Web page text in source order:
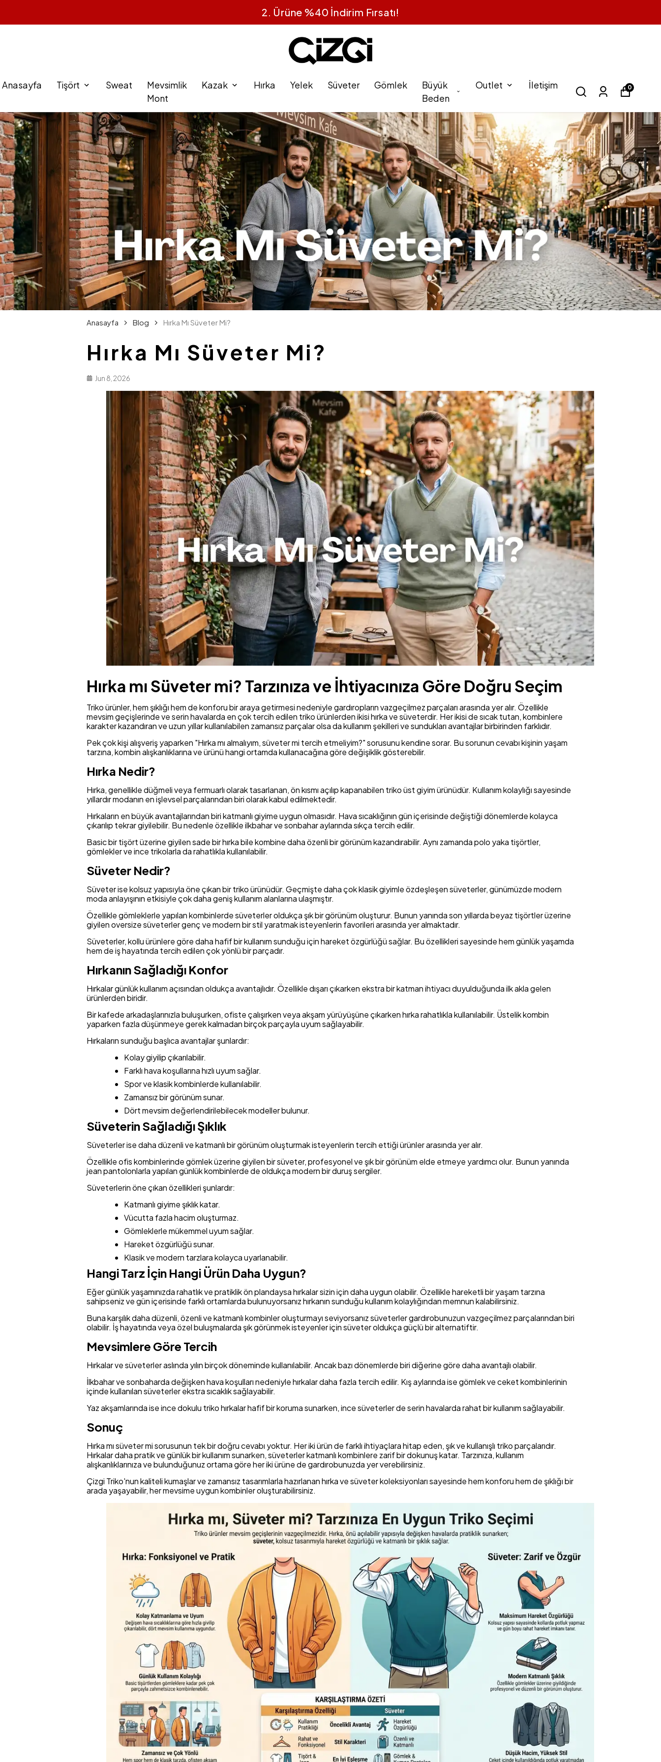
2. Ürüne %40 İndirim Fırsatı!
Anasayfa Tişört Sweat
Mevsimlik
Mont
Kazak Hırka Yelek Süveter Gömlek
Büyük
Beden
Outlet İletişim 0
Anasayfa Blog Hırka Mı Süveter Mi?
Hırka Mı Süveter Mi?
Jun 8, 2026
Hırka mı Süveter mi? Tarzınıza ve İhtiyacınıza Göre Doğru Seçim
Triko ürünler, hem şıklığı hem de konforu bir araya getirmesi nedeniyle gardıropların vazgeçilmez parçaları arasında yer alır. Özellikle
mevsim geçişlerinde ve serin havalarda en çok tercih edilen triko ürünlerden ikisi hırka ve süveterdir. Her ikisi de sıcak tutan, kombinlere
karakter kazandıran ve uzun yıllar kullanılabilen zamansız parçalar olsa da kullanım şekilleri ve sundukları avantajlar birbirinden farklıdır.
Pek çok kişi alışveriş yaparken "Hırka mı almalıyım, süveter mi tercih etmeliyim?" sorusunu kendine sorar. Bu sorunun cevabı kişinin yaşam
tarzına, kombin alışkanlıklarına ve ürünü hangi ortamda kullanacağına göre değişiklik gösterebilir.
Hırka Nedir?
Hırka, genellikle düğmeli veya fermuarlı olarak tasarlanan, ön kısmı açılıp kapanabilen triko üst giyim ürünüdür. Kullanım kolaylığı sayesinde
yıllardır modanın en işlevsel parçalarından biri olarak kabul edilmektedir.
Hırkaların en büyük avantajlarından biri katmanlı giyime uygun olmasıdır. Hava sıcaklığının gün içerisinde değiştiği dönemlerde kolayca
çıkarılıp tekrar giyilebilir. Bu nedenle özellikle ilkbahar ve sonbahar aylarında sıkça tercih edilir.
Basic bir tişört üzerine giyilen sade bir hırka bile kombine daha özenli bir görünüm kazandırabilir. Aynı zamanda polo yaka tişörtler,
gömlekler ve ince trikolarla da rahatlıkla kullanılabilir.
Süveter Nedir?
Süveter ise kolsuz yapısıyla öne çıkan bir triko ürünüdür. Geçmişte daha çok klasik giyimle özdeşleşen süveterler, günümüzde modern
moda anlayışının etkisiyle çok daha geniş kullanım alanlarına ulaşmıştır.
Özellikle gömleklerle yapılan kombinlerde süveterler oldukça şık bir görünüm oluşturur. Bunun yanında son yıllarda beyaz tişörtler üzerine
giyilen oversize süveterler genç ve modern bir stil yaratmak isteyenlerin favorileri arasında yer almaktadır.
Süveterler, kollu ürünlere göre daha hafif bir kullanım sunduğu için hareket özgürlüğü sağlar. Bu özellikleri sayesinde hem günlük yaşamda
hem de iş hayatında tercih edilen çok yönlü bir parçadır.
Hırkanın Sağladığı Konfor
Hırkalar günlük kullanım açısından oldukça avantajlıdır. Özellikle dışarı çıkarken ekstra bir katman ihtiyacı duyulduğunda ilk akla gelen
ürünlerden biridir.
Bir kafede arkadaşlarınızla buluşurken, ofiste çalışırken veya akşam yürüyüşüne çıkarken hırka rahatlıkla kullanılabilir. Üstelik kombin
yaparken fazla düşünmeye gerek kalmadan birçok parçayla uyum sağlayabilir.
Hırkaların sunduğu başlıca avantajlar şunlardır:
Kolay giyilip çıkarılabilir.
Farklı hava koşullarına hızlı uyum sağlar.
Spor ve klasik kombinlerde kullanılabilir.
Zamansız bir görünüm sunar.
Dört mevsim değerlendirilebilecek modeller bulunur.
Süveterin Sağladığı Şıklık
Süveterler ise daha düzenli ve katmanlı bir görünüm oluşturmak isteyenlerin tercih ettiği ürünler arasında yer alır.
Özellikle ofis kombinlerinde gömlek üzerine giyilen bir süveter, profesyonel ve şık bir görünüm elde etmeye yardımcı olur. Bunun yanında
jean pantolonlarla yapılan günlük kombinlerde de oldukça modern bir duruş sergiler.
Süveterlerin öne çıkan özellikleri şunlardır:
Katmanlı giyime şıklık katar.
Vücutta fazla hacim oluşturmaz.
Gömleklerle mükemmel uyum sağlar.
Hareket özgürlüğü sunar.
Klasik ve modern tarzlara kolayca uyarlanabilir.
Hangi Tarz İçin Hangi Ürün Daha Uygun?
Eğer günlük yaşamınızda rahatlık ve pratiklik ön plandaysa hırkalar sizin için daha uygun olabilir. Özellikle hareketli bir yaşam tarzına
sahipseniz ve gün içerisinde farklı ortamlarda bulunuyorsanız hırkanın sunduğu kullanım kolaylığından memnun kalabilirsiniz.
Buna karşılık daha düzenli, özenli ve katmanlı kombinler oluşturmayı seviyorsanız süveterler gardırobunuzun vazgeçilmez parçalarından biri
olabilir. İş hayatında veya özel buluşmalarda şık görünmek isteyenler için süveter oldukça güçlü bir alternatiftir.
Mevsimlere Göre Tercih
Hırkalar ve süveterler aslında yılın birçok döneminde kullanılabilir. Ancak bazı dönemlerde biri diğerine göre daha avantajlı olabilir.
İlkbahar ve sonbaharda değişken hava koşulları nedeniyle hırkalar daha fazla tercih edilir. Kış aylarında ise gömlek ve ceket kombinlerinin
içinde kullanılan süveterler ekstra sıcaklık sağlayabilir.
Yaz akşamlarında ise ince dokulu triko hırkalar hafif bir koruma sunarken, ince süveterler de serin havalarda rahat bir kullanım sağlayabilir.
Sonuç
Hırka mı süveter mi sorusunun tek bir doğru cevabı yoktur. Her iki ürün de farklı ihtiyaçlara hitap eden, şık ve kullanışlı triko parçalarıdır.
Hırkalar daha pratik ve günlük bir kullanım sunarken, süveterler katmanlı kombinlere zarif bir dokunuş katar. Tarzınıza, kullanım
alışkanlıklarınıza ve bulunduğunuz ortama göre her iki ürüne de gardırobunuzda yer verebilirsiniz.
Çizgi Triko'nun kaliteli kumaşlar ve zamansız tasarımlarla hazırlanan hırka ve süveter koleksiyonları sayesinde hem konforu hem de şıklığı bir
arada yaşayabilir, her mevsime uygun kombinler oluşturabilirsiniz.